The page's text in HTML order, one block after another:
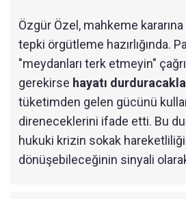
Özgür Özel, mahkeme
tepki örgütleme hazırlığında.
"meydanları terk etmeyin"
gerekirse hayatı
tüketimden gelen gücünü
direneceklerini ifade etti. Bu
hukuki krizin sokak
dönüşebileceğinin sinyali